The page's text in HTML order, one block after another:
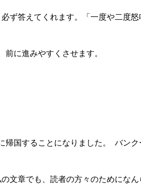
答えてくれます。「一度や二度
に進みやすくさせます。
することになりました。 バンク
章でも、読者の方々のためにな